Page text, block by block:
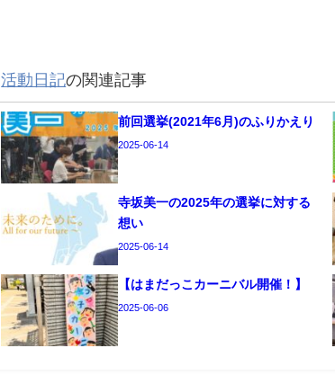
活動日記の関連記事
前回選挙(2021年6月)のふりかえり
2025-06-14
寺坂美一の2025年の選挙に対する
想い
2025-06-14
【はまだっこカーニバル開催！】
2025-06-06